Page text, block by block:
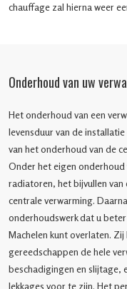
chauffage zal hierna weer
Onderhoud van uw
Het onderhoud van een
levensduur van de
van het onderhoud van de
Onder het eigen
radiatoren, het bijvullen van
centrale verwarming.
onderhoudswerk dat u
Machelen kunt overlaten.
gereedschappen de hele
beschadigingen en slijtage,
lekkages voor te zijn. Het